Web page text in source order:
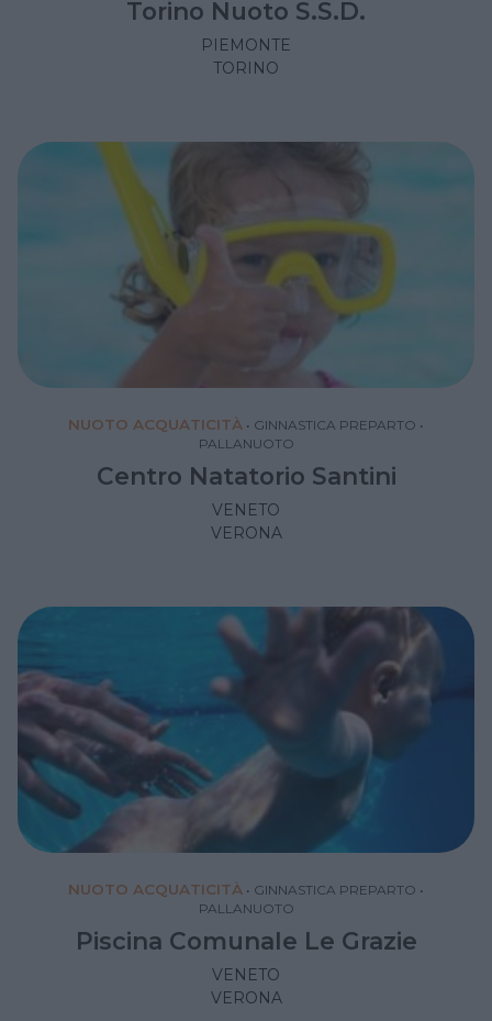
Torino Nuoto S.S.D.
PIEMONTE
TORINO
NUOTO ACQUATICITÀ • GINNASTICA PREPARTO •
PALLANUOTO
Centro Natatorio Santini
VENETO
VERONA
NUOTO ACQUATICITÀ • GINNASTICA PREPARTO •
PALLANUOTO
Piscina Comunale Le Grazie
VENETO
VERONA